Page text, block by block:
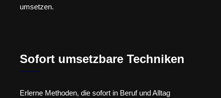
umsetzen.
Sofort umsetzbare Techniken
Erlerne Methoden, die sofort in Beruf und Alltag